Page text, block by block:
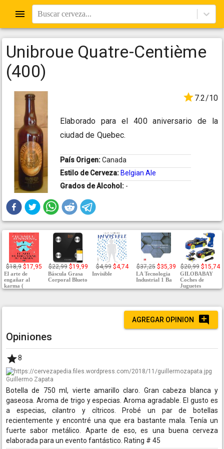
Buscar cerveza...
Unibroue Quatre-Centième
(400)
7.2/10
Elaborado para el 400 aniversario de la
ciudad de Quebec.
País Origen:Canada
Estilo de Cerveza: Belgian Ale
Grados de Alcohol: -
$18,9 $17,95
El arte de
engañar al
karma (
$22,99 $19,99
Báscula Grasa
Corporal Blueto
$4,99 $4,74
Invisible
$37,25 $35,39
LA Tecnologia
Industrial 1 Ba
$20,99 $15,74
GILOBABAY
Coches de
Juguetes
AGREGAR OPINION
Opiniones
8
Guillermo Zapata
Botella de 750 ml, vierte amarillo claro. Gran cabeza blanca y
gaseosa. Aroma de trigo y especias. Aroma agradable. El gusto es
a especias, cilantro y cítricos. Probé un par de botellas
recientemente y encontré una que era bastante mala. Tenía un
fuerte sabor metálico. Aparte de eso, es una buena cerveza
elaborada para un evento fantástico. Rating # 45